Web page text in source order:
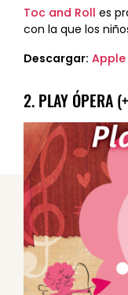
Toc and Roll es
con la que los
Descargar: Apple
2. PLAY ÓPERA